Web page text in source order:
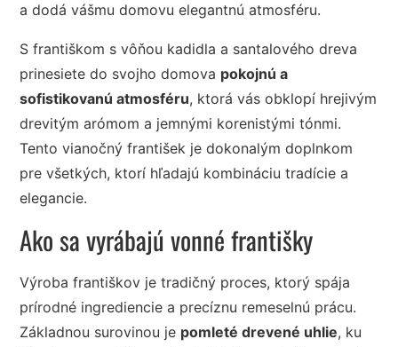
a dodá vášmu domovu elegantnú atmosféru.
S františkom s vôňou kadidla a santalového dreva
prinesiete do svojho domova pokojnú a
sofistikovanú atmosféru, ktorá vás obklopí hrejivým
drevitým arómom a jemnými korenistými tónmi.
Tento vianočný františek je dokonalým doplnkom
pre všetkých, ktorí hľadajú kombináciu tradície a
elegancie.
Ako sa vyrábajú vonné františky
Výroba františkov je tradičný proces, ktorý spája
prírodné ingrediencie a precíznu remeselnú prácu.
Základnou surovinou je pomleté drevené uhlie, ku